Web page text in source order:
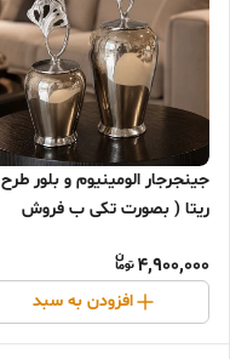
جینجرجار الومینیوم و بلور طرح
ریتا ( بصورت تکی ب فروش
4,900,000
افزودن به سبد